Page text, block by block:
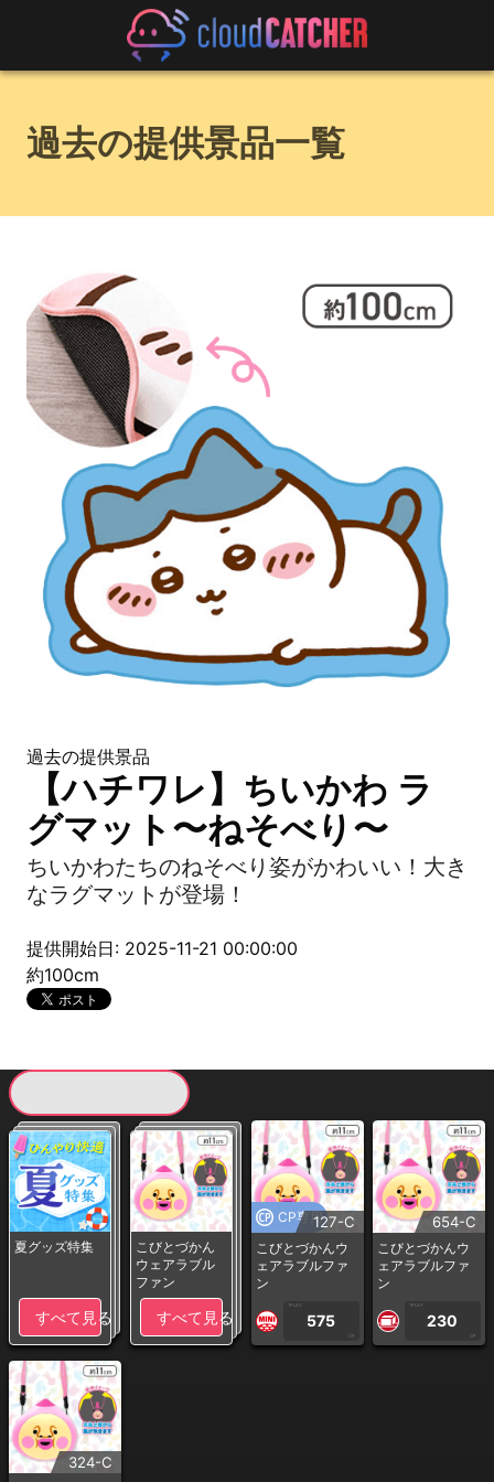
過去の提供景品一覧
過去の提供景品
【ハチワレ】ちいかわ ラ
グマット〜ねそべり〜
ちいかわたちのねそべり姿がかわいい！大き
なラグマットが登場！
提供開始日: 2025-11-21 00:00:00
約100cm
夏グッズ特集
すべて見る
こびとづかん
ウェアラブル
ファン
すべて見る
CP専用127-C
こびとづかんウ
ェアラブルファ
ン
1PLAY
575
CP
654-C
こびとづかんウ
ェアラブルファ
ン
1PLAY
230
CP
324-C